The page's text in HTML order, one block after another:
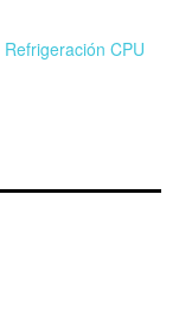
Refrigeración CPU